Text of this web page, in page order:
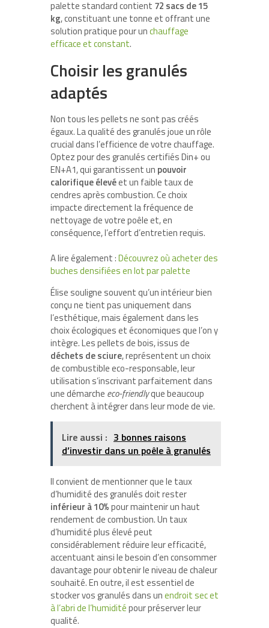
palette standard contient 72 sacs de 15
kg, constituant une tonne et offrant une
solution pratique pour unchauffage
efficace et constant.
Choisir les granulés
adaptés
Non tous les pellets ne sont pas créés
égaux. La qualité des granulés joue un rôle
crucial dans l’efficience de votre chauffage.
Optez pour des granulés certifiés Din+ ou
EN+A1, qui garantissent un pouvoir
calorifique élevéet un faible taux de
cendres après combustion. Ce choix
impacte directement la fréquence de
nettoyage de votre poêle et, en
conséquence, l’effort d’entretien requis.
A lire également :Découvrez où acheter des
buches densifiées en lot par palette
Élise souligne souvent qu’un intérieur bien
conçu ne tient pas uniquement dans
l’esthétique, mais également dans les
choix écologiques et économiques que l’on y
intègre. Les pellets de bois, issus de
déchets de sciure, représentent un choix
de combustible eco-responsable, leur
utilisation s’inscrivant parfaitement dans
une démarche eco-friendlyque beaucoup
cherchent à intégrer dans leur mode de vie.
Lire aussi : 3 bonnes raisons
d’investir dans un poêle à granulés
Il convient de mentionner que le taux
d’humidité des granulés doit rester
inférieur à 10%pour maintenir un haut
rendement de combustion. Un taux
d’humidité plus élevé peut
considérablement réduire leur efficacité,
accentuant ainsi le besoin d’en consommer
davantage pour obtenir le niveau de chaleur
souhaité. En outre, il est essentiel de
stocker vos granulés dans unendroit sec et
à l’abri de l’humiditépour préserver leur
qualité.